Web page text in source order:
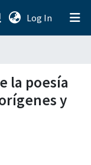
Log In (current)
la poesía
y